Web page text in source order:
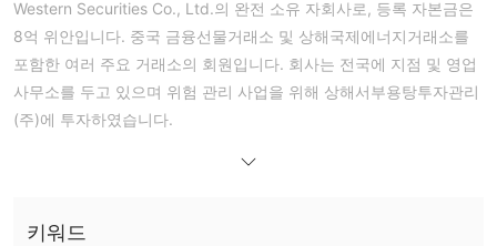
Western Securities Co., Ltd.의 완전 소유 자회사로, 등록 자본금은
8억 위안입니다. 중국 금융선물거래소 및 상해국제에너지거래소를
포함한 여러 주요 거래소의 회원입니다. 회사는 전국에 지점 및 영업
사무소를 두고 있으며 위험 관리 사업을 위해 상해서부용탕투자관리
(주)에 투자하였습니다.
시스템을 개발하여 고객 가치를 극대화하고 있습니다.
키워드